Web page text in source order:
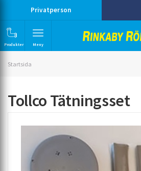
Privatperson
Produkter Meny
Startsida
Tollco Tätningsset